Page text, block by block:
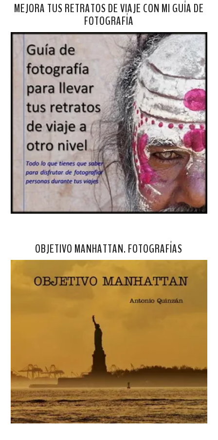
MEJORA TUS RETRATOS DE VIAJE CON MI GUÍA DE
FOTOGRAFÍA
OBJETIVO MANHATTAN. FOTOGRAFÍAS